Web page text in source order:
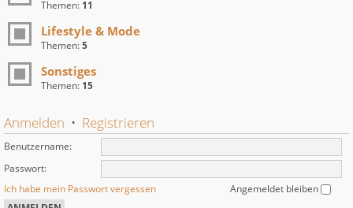
Themen: 11
Lifestyle & Mode
Themen:5
Sonstiges
Themen: 15
Anmelden • Registrieren
Benutzername:
Passwort:
Ich habe mein Passwort vergessen
Angemeldet bleiben